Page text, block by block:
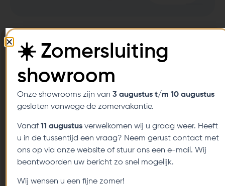
Tot wel 5 jaar garantie
Flexibele betalingsmogelijkheden
Thuisproefzitservice
Diverse aanpassingsmogelijkheden
Klantgerichte service
☀️ Zomersluiting
showroom
Onze showrooms zijn van 3 augustus t/m 10 augustus
gesloten vanwege de zomervakantie.
Vanaf11 augustus verwelkomen wij u graag weer. Heeft
u in de tussentijd een vraag? Neem gerust contact met
ons op via onze website of stuur ons een e-mail. Wij
beantwoorden uw bericht zo snel mogelijk.
Wij wensen u een fijne zomer!